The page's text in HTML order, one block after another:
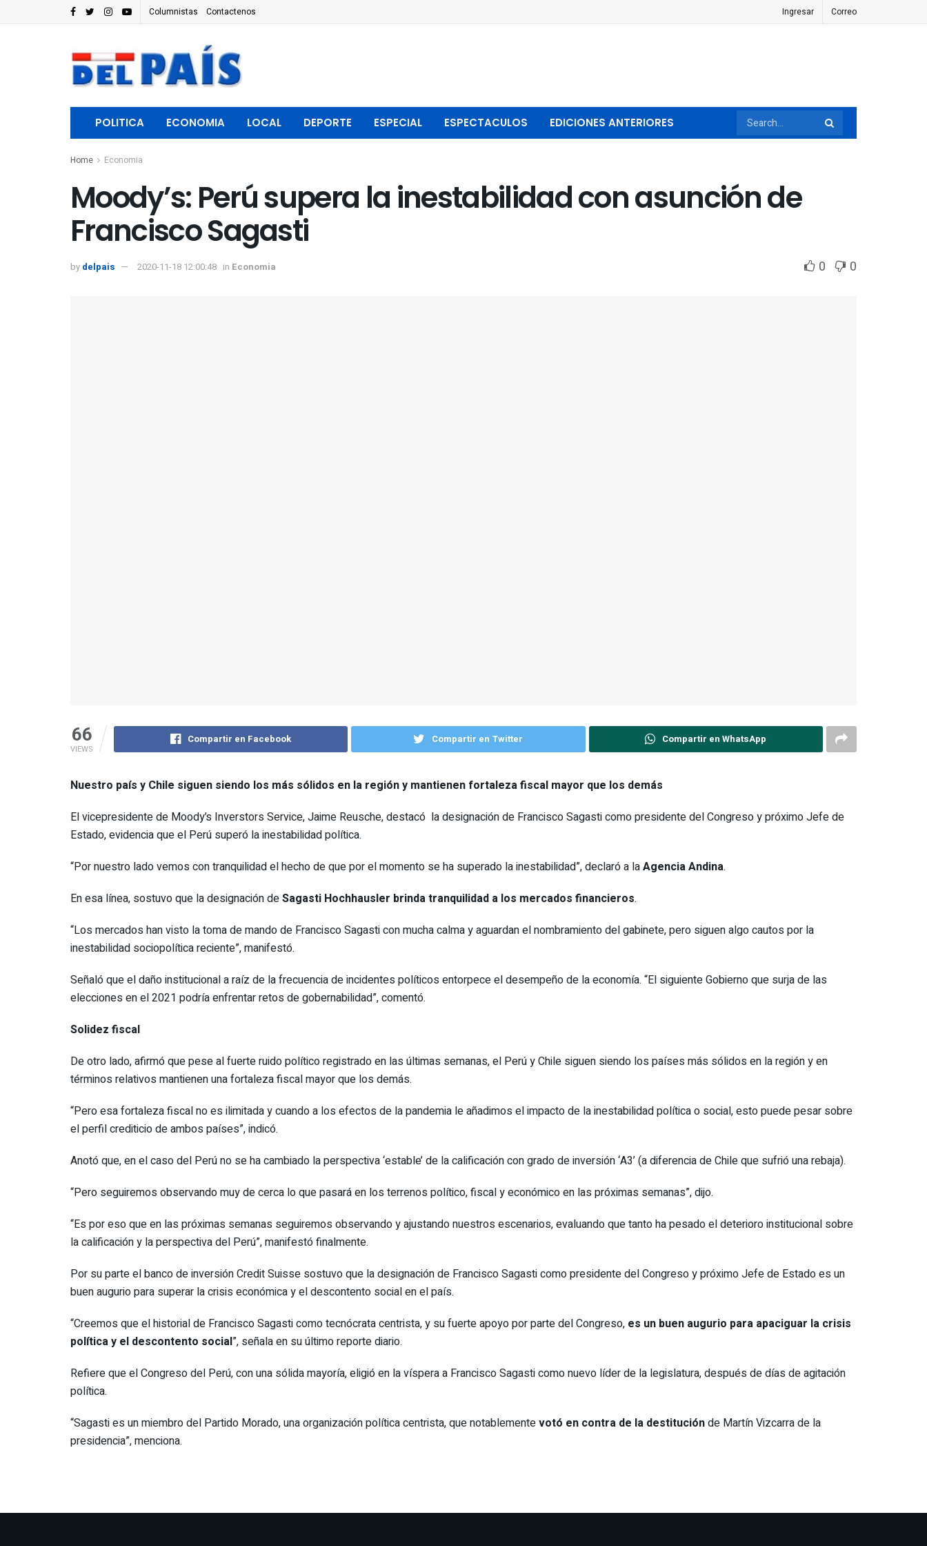
Columnistas Contactenos Ingresar Correo
POLITICA ECONOMIA LOCAL DEPORTE ESPECIAL ESPECTACULOS EDICIONES ANTERIORES
Home Economia
Moody’s: Perú supera la inestabilidad con asunción de
Francisco Sagasti
by delpais 2020-11-18 12:00:48 in Economia 0 0
66
VIEWS
Compartir en Facebook Compartir en Twitter Compartir en WhatsApp
Nuestro país y Chile siguen siendo los más sólidos en la región y mantienen fortaleza fiscal mayor que los demás
El vicepresidente de Moody’s Inverstors Service, Jaime Reusche, destacó la designación de Francisco Sagasti como presidente del Congreso y próximo Jefe de
Estado, evidencia que el Perú superó la inestabilidad política.
“Por nuestro lado vemos con tranquilidad el hecho de que por el momento se ha superado la inestabilidad”, declaró a laAgencia Andina.
En esa línea, sostuvo que la designación deSagasti Hochhausler brinda tranquilidad a los mercados financieros.
“Los mercados han visto la toma de mando de Francisco Sagasti con mucha calma y aguardan el nombramiento del gabinete, pero siguen algo cautos por la
inestabilidad sociopolítica reciente”, manifestó.
Señaló que el daño institucional a raíz de la frecuencia de incidentes políticos entorpece el desempeño de la economía. “El siguiente Gobierno que surja de las
elecciones en el 2021 podría enfrentar retos de gobernabilidad”, comentó.
Solidez fiscal
De otro lado, afirmó que pese al fuerte ruido político registrado en las últimas semanas, el Perú y Chile siguen siendo los países más sólidos en la región y en
términos relativos mantienen una fortaleza fiscal mayor que los demás.
“Pero esa fortaleza fiscal no es ilimitada y cuando a los efectos de la pandemia le añadimos el impacto de la inestabilidad política o social, esto puede pesar sobre
el perfil crediticio de ambos países”, indicó.
Anotó que, en el caso del Perú no se ha cambiado la perspectiva ‘estable’ de la calificación con grado de inversión ‘A3’ (a diferencia de Chile que sufrió una rebaja).
“Pero seguiremos observando muy de cerca lo que pasará en los terrenos político, fiscal y económico en las próximas semanas”, dijo.
“Es por eso que en las próximas semanas seguiremos observando y ajustando nuestros escenarios, evaluando que tanto ha pesado el deterioro institucional sobre
la calificación y la perspectiva del Perú”, manifestó finalmente.
Por su parte el banco de inversión Credit Suisse sostuvo que la designación de Francisco Sagasti como presidente del Congreso y próximo Jefe de Estado es un
buen augurio para superar la crisis económica y el descontento social en el país.
“Creemos que el historial de Francisco Sagasti como tecnócrata centrista, y su fuerte apoyo por parte del Congreso, es un buen augurio para apaciguar la crisis
política y el descontento social”, señala en su último reporte diario.
Refiere que el Congreso del Perú, con una sólida mayoría, eligió en la víspera a Francisco Sagasti como nuevo líder de la legislatura, después de días de agitación
política.
“Sagasti es un miembro del Partido Morado, una organización política centrista, que notablementevotó en contra de la destituciónde Martín Vizcarra de la
presidencia”, menciona.